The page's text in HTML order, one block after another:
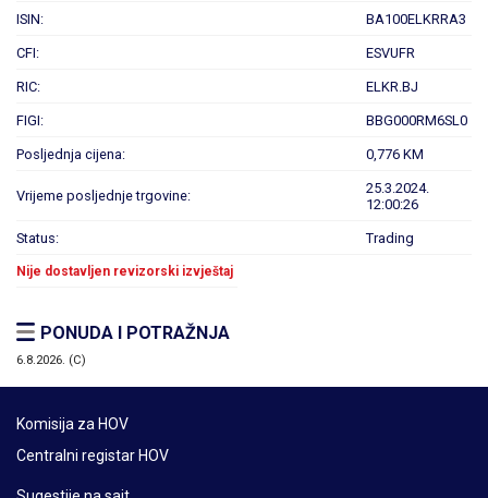
ISIN: BA100ELKRRA3
CFI: ESVUFR
RIC: ELKR.BJ
FIGI: BBG000RM6SL0
Posljednja cijena: 0,776 KM
Vrijeme posljednje trgovine:
25.3.2024.
12:00:26
Status: Trading
Nije dostavljen revizorski izvještaj
PONUDA I POTRAŽNJA
6.8.2026. (C)
Komisija za HOV
Centralni registar HOV